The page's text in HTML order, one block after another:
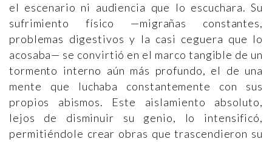
el escenario ni audiencia que lo escuchara. Su
sufrimiento físico —migrañas constantes,
problemas digestivos y la casi ceguera que lo
acosaba— se convirtió en el marco tangible de un
tormento interno aún más profundo, el de una
mente que luchaba constantemente con sus
propios abismos. Este aislamiento absoluto,
lejos de disminuir su genio, lo intensificó,
permitiéndole crear obras que trascendieron su